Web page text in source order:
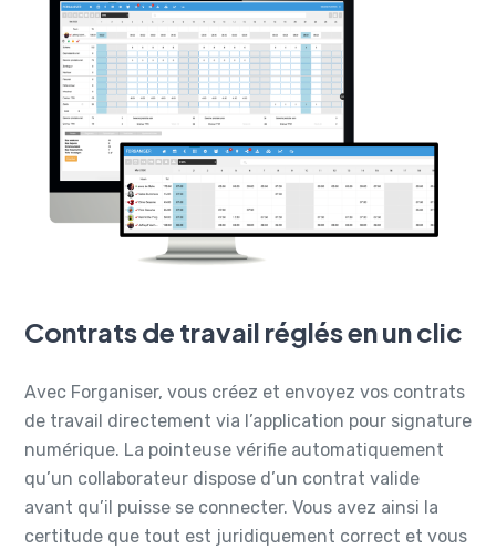
Contrats de travail réglés en un clic
Avec Forganiser, vous créez et envoyez vos contrats
de travail directement via l’application pour signature
numérique. La pointeuse vérifie automatiquement
qu’un collaborateur dispose d’un contrat valide
avant qu’il puisse se connecter. Vous avez ainsi la
certitude que tout est juridiquement correct et vous